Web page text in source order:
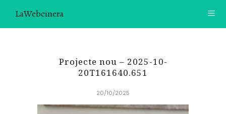
LaWebcinera
Projecte nou – 2025-10-
20T161640.651
20/10/2025